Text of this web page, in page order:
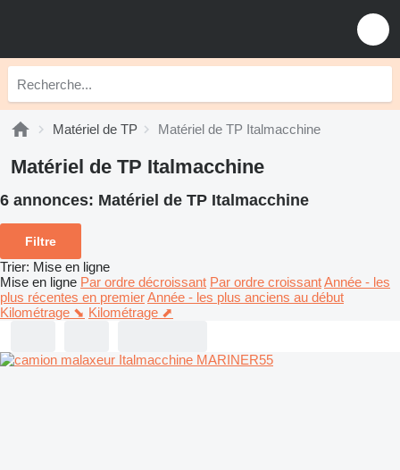
Matériel de TP Matériel de TP Italmacchine
Matériel de TP Italmacchine
6 annonces: Matériel de TP Italmacchine
Filtre
Trier: Mise en ligne
Mise en ligne Par ordre décroissant Par ordre croissantAnnée - les
plus récentes en premierAnnée - les plus anciens au début
Kilométrage ⬊ Kilométrage ⬈